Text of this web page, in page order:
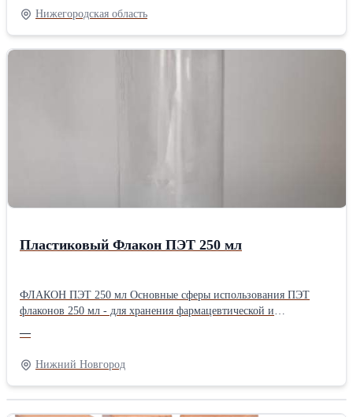
позволяют легко переносить тяжелые бутылки, снижая нагрузку
на руки и спину. ♻Изготовленные из качественных материалов,
ручки выдерживают значительные нагрузки и долговечны. Цвет:
Нижегородская область
Пластиковый Флакон ПЭТ 250 мл
ФЛАКОН ПЭТ 250 мл Основные сферы использования ПЭТ
флаконов 250 мл - для хранения фармацевтической и
медицинские препараты и лекарственные средства, антисептики,
шампуни, гели для душа, тоники, а так же различные бытовые
жидкости. Изготавливается из преформы высокого качества.
Вместимость в мл.: 250 Формат горла: DIN Размер горловины:
—
Нижний Новгород